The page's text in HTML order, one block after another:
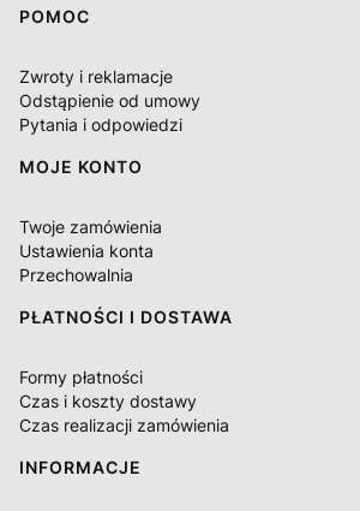
Linki w stopce
POMOC
Zwroty i reklamacje
Odstąpienie od umowy
Pytania i odpowiedzi
MOJE KONTO
Twoje zamówienia
Ustawienia konta
Przechowalnia
PŁATNOŚCI I DOSTAWA
Formy płatności
Czas i koszty dostawy
Czas realizacji zamówienia
INFORMACJE